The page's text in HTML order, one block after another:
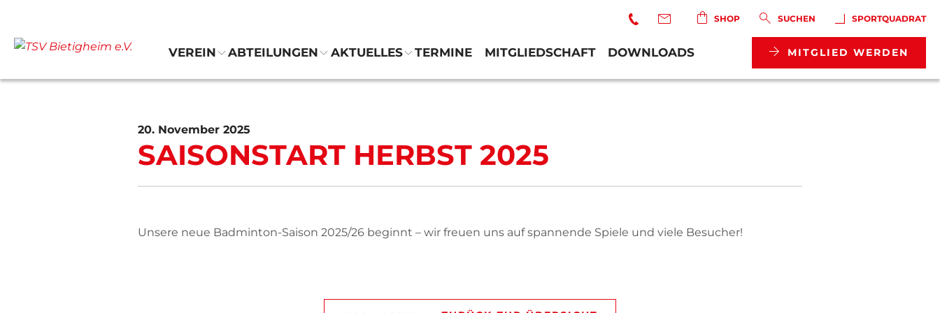
SHOP SUCHEN SPORTQUADRAT
VEREIN ABTEILUNGEN AKTUELLES TERMINE MITGLIEDSCHAFT DOWNLOADS MITGLIED WERDEN
Verein
Aktuelles
20. November 2025
SAISONSTART HERBST 2025
Unsere neue Badminton-Saison 2025/26 beginnt – wir freuen uns auf spannende Spiele und viele Besucher!